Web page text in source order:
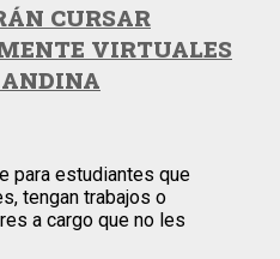
CURSAR
VIRTUALES
para estudiantes que
tengan trabajos o
a cargo que no les